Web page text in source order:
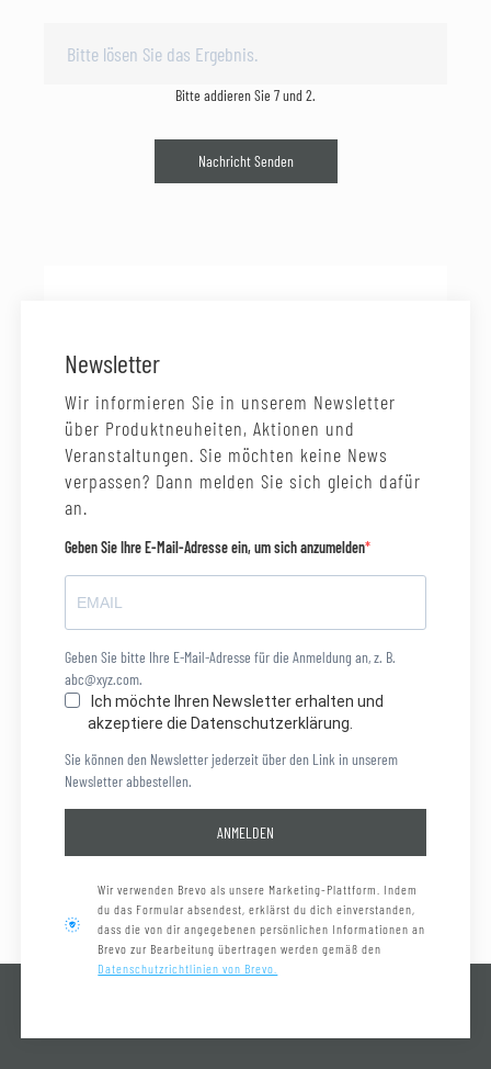
Bitte addieren Sie 7 und 2.
Nachricht Senden
Newsletter
Wir informieren Sie in unserem Newsletter
über Produktneuheiten, Aktionen und
Veranstaltungen. Sie möchten keine News
verpassen? Dann melden Sie sich gleich dafür
an.
Geben Sie Ihre E-Mail-Adresse ein, um sich anzumelden
Geben Sie bitte Ihre E-Mail-Adresse für die Anmeldung an, z. B.
abc@xyz.com.
Ich möchte Ihren Newsletter erhalten und
akzeptiere die Datenschutzerklärung.
Sie können den Newsletter jederzeit über den Link in unserem
Newsletter abbestellen.
ANMELDEN
Wir verwenden Brevo als unsere Marketing-Plattform. Indem
du das Formular absendest, erklärst du dich einverstanden,
dass die von dir angegebenen persönlichen Informationen an
Brevo zur Bearbeitung übertragen werden gemäß den
Datenschutzrichtlinien von Brevo.